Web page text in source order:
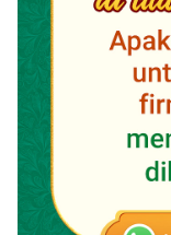
Dan kalau ada
Ku, dan tidak
karena Aku
melainkan
menolak Aku
ada yang
nyatakan,